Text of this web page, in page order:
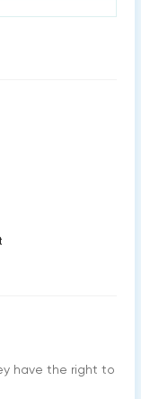
have the right to